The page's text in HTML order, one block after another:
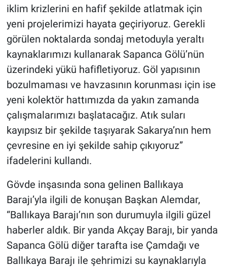
iklim krizlerini en hafif şekilde atlatmak için
yeni projelerimizi hayata geçiriyoruz. Gerekli
görülen noktalarda sondaj metoduyla yeraltı
kaynaklarımızı kullanarak Sapanca Gölü’nün
üzerindeki yükü hafifletiyoruz. Göl yapısının
bozulmaması ve havzasının korunması için ise
yeni kolektör hattımızda da yakın zamanda
çalışmalarımızı başlatacağız. Atık suları
kayıpsız bir şekilde taşıyarak Sakarya’nın hem
çevresine en iyi şekilde sahip çıkıyoruz”
ifadelerini kullandı.
Gövde inşasında sona gelinen Ballıkaya
Barajı’yla ilgili de konuşan Başkan Alemdar,
“Ballıkaya Barajı’nın son durumuyla ilgili güzel
haberler aldık. Bir yanda Akçay Barajı, bir yanda
Sapanca Gölü diğer tarafta ise Çamdağı ve
Ballıkaya Barajı ile şehrimizi su kaynaklarıyla